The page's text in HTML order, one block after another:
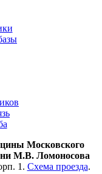
Московского
М.В. Ломоносова
1. Схема проезда.